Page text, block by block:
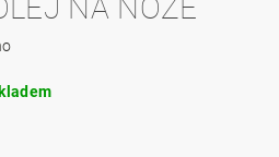
NA NOŽE